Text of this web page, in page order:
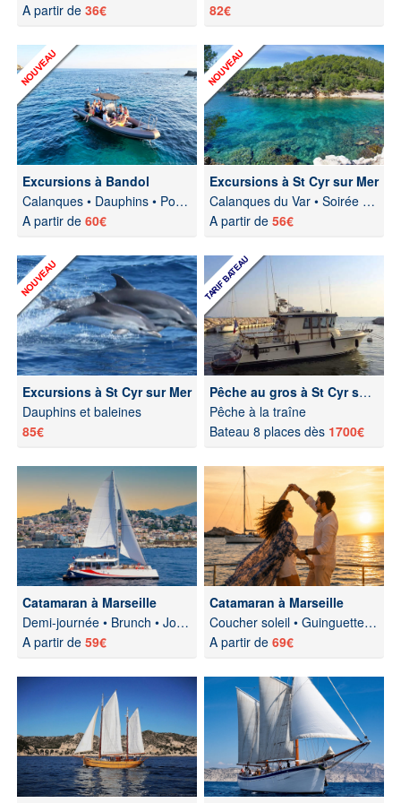
A partir de 36€
82€
Excursions à Bandol
Calanques • Dauphins • Porquerolles • Soirée
A partir de 60€
Excursions à St Cyr sur Mer
Calanques du Var • Soirée apéro
A partir de 56€
Excursions à St Cyr sur Mer
Dauphins et baleines
85€
Pêche au gros à St Cyr sur Mer
Pêche à la traîne
Bateau 8 places dès 1700€
Catamaran à Marseille
Demi-journée • Brunch • Journée Calanques
A partir de 59€
Catamaran à Marseille
Coucher soleil • Guinguette • Soirée dîner
A partir de 69€